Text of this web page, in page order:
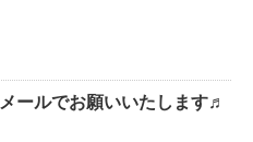
ールでお願いいたします♬